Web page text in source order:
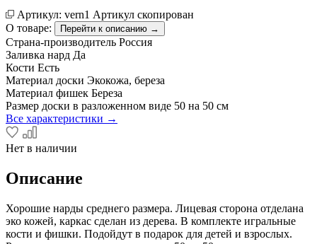
Артикул: vern1 Артикул скопирован
О товаре:
Перейти к описанию →
Страна-производитель Россия
Заливка нард Да
Кости Есть
Материал доски Экокожа, береза
Материал фишек Береза
Размер доски в разложенном виде 50 на 50 см
Все характеристики →
Нет в наличии
Описание
Хорошие нарды среднего размера. Лицевая сторона отделана
эко кожей, каркас сделан из дерева. В комплекте игральные
кости и фишки. Подойдут в подарок для детей и взрослых.